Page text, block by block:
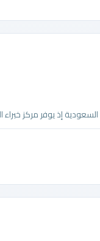
إذ يوفر مركز